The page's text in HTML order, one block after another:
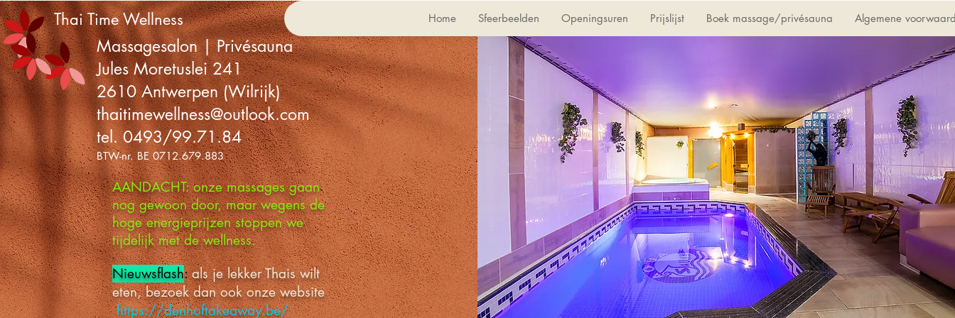
Thai Time Wellness
Massagesalon | Privésauna
Jules Moretuslei 241
2610 Antwerpen (Wilrijk)
thaitimewellness@outlook.com
tel. 0493/99.71.84
BTW-nr. BE 0712.679.883
AANDACHT: onze massages gaan
nog gewoon door, maar wegens de
hoge energieprijzen stoppen we
tijdelijk met de wellness.
Nieuwsflash:als je lekker Thais wilt
eten, bezoek dan ook onze website
https://denhoftakeaway.be/
Home Sfeerbeelden Openingsuren Prijslijst Boek massage/privésauna Algemene